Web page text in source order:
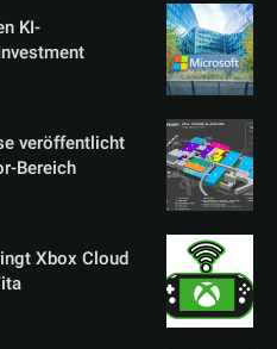
KI-
veröffentlicht
Bereich
Xbox Cloud